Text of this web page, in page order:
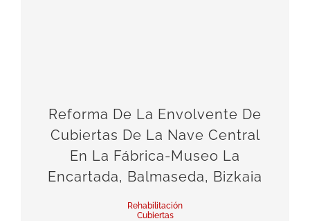
Reforma De La Envolvente De
Cubiertas De La Nave Central
En La Fábrica-Museo La
Encartada, Balmaseda, Bizkaia
Rehabilitación
Cubiertas